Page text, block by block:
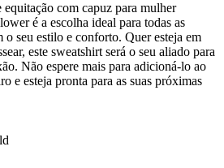
com capuz para mulher
é a escolha ideal para todas as
o seu estilo e conforto. Quer esteja em
este sweatshirt será o seu aliado para
Não espere mais para adicioná-lo ao
e esteja pronta para as suas próximas